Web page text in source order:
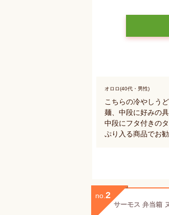
オロロ(40代・男性)
こちらの冷やしう
麺、中段に好みの
中段にフタ付きの
ぷり入る商品でお勧
no. 2